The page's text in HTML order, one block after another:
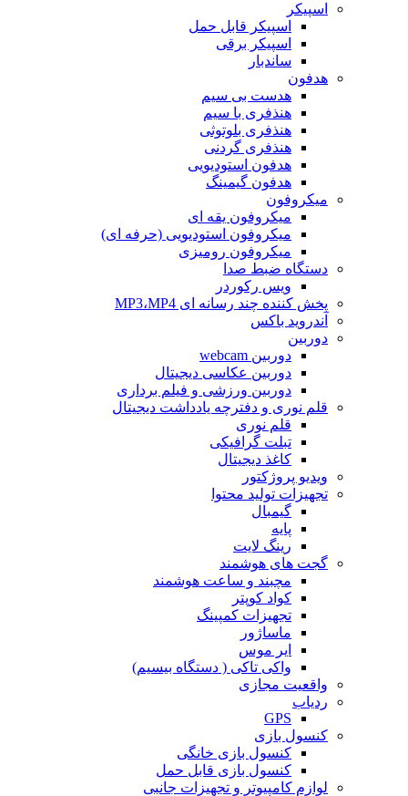
اسپیکر
اسپیکر قابل حمل
اسپیکر برقی
ساندبار
هدفون
هدست بی سیم
هنذفری با سیم
هنذفری بلوتوثی
هنذفری گردنی
هدفون استودیویی
هدفون گیمینگ
میکروفون
میکروفون یقه ای
میکروفون استودیویی (حرفه ای)
میکروفون رومیزی
دستگاه ضبط صدا
ویس رکوردر
پخش کننده چند رسانه ای MP3،MP4
آندروید باکس
دوربین
دوربین webcam
دوربین عکاسی دیجیتال
دوربین‌ ورزشی و فیلم برداری
قلم نوری و دفترچه یادداشت دیجیتال
قلم نوری
تبلت گرافیکی
کاغذ دیجیتال
ویدیو پروژکتور
تجهیزات تولید محتوا
گیمبال
پایه
رینگ لایت
گجت های هوشمند
مچبند و ساعت هوشمند
کواد کوپتر
تجهیزات کمپینگ
ماساژور
ایر موس
واکی تاکی ( دستگاه بیسیم)
واقعیت مجازی
ردیاب
GPS
کنسول بازی
کنسول بازی خانگی
کنسول بازی قابل حمل
لوازم کامپیوتر و تجهیزات جانبی